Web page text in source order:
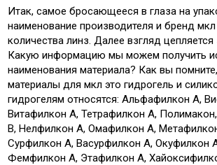
Итак, самое бросающееся в глаза на
наименование производителя и бренд
количества линз. Далее взгляд
Какую информацию мы можем получить
наименования материала? Как вы
материалы для мкл это гидрогель и
гидрогелям относятся: Альфафилкон А,
Витафилкон А, Тетрафилкон А,
В, Нелфилкон А, Омафилкон А,
Сурфилкон А, Васурфилкон А, Окуфилкон
Фемфилкон А, Этафилкон А,